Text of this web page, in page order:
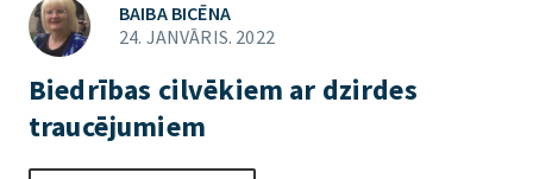
BAIBA BICĒNA
24. JANVĀRIS. 2022
Biedrības cilvēkiem ar dzirdes
traucējumiem